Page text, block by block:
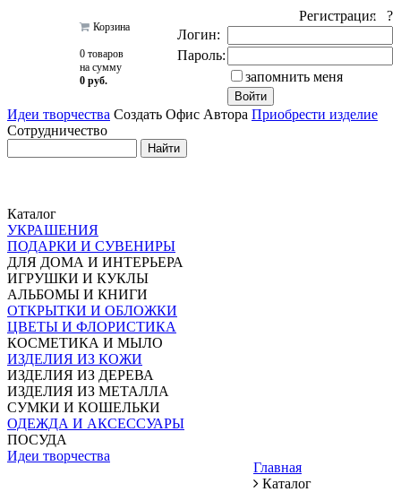
Корзина
0 товаров
на сумму
0 руб.
Регистрация ?
Логин:
Пароль:
запомнить меня
Идеи творчества Создать Офис Автора Приобрести изделие
Сотрудничество
Каталог
УКРАШЕНИЯ
ПОДАРКИ И СУВЕНИРЫ
ДЛЯ ДОМА И ИНТЕРЬЕРА
ИГРУШКИ И КУКЛЫ
АЛЬБОМЫ И КНИГИ
ОТКРЫТКИ И ОБЛОЖКИ
ЦВЕТЫ И ФЛОРИСТИКА
КОСМЕТИКА И МЫЛО
ИЗДЕЛИЯ ИЗ КОЖИ
ИЗДЕЛИЯ ИЗ ДЕРЕВА
ИЗДЕЛИЯ ИЗ МЕТАЛЛА
СУМКИ И КОШЕЛЬКИ
ОДЕЖДА И АКСЕССУАРЫ
ПОСУДА
Идеи творчества
Главная
Каталог